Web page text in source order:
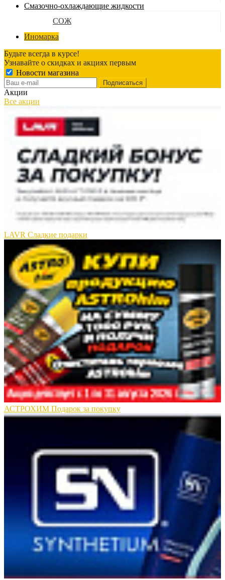
Смазочно-охлаждающие жидкости
СОЖ
Иномарка
Будьте всегда в курсе!
Узнавайте о скидках и акциях первым
Новости магазина
Акции
Все акции
LAVR Сладкие подарки
АСТРОХИМ Подарок за покупку